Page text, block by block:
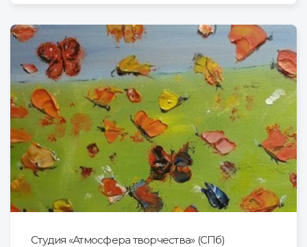
Студия «Атмосфера творчества» (СПб)